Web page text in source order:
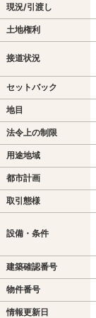
現況/引渡し
土地権利
接道状況
セットバック
地目
法令上の制限
用途地域
都市計画
取引態様
設備・条件
建築確認番号
物件番号
情報更新日